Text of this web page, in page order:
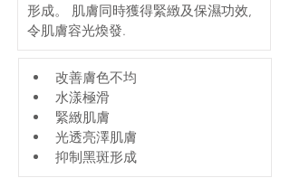
形成。 肌膚同時獲得緊緻及保濕功效,
令肌膚容光煥發.
改善膚色不均
水漾極滑
緊緻肌膚
光透亮澤肌膚
抑制黑斑形成